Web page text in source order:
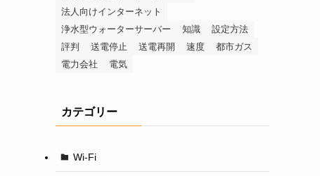
法人向けインターネット
浄水型ウォーターサーバー
知識
設定方法
評判
送電停止 送電再開 速度
都市ガス
電力会社
電気
カテゴリー
Wi-Fi